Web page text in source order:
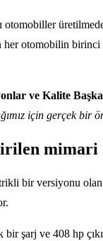
otomobiller
her otomobilin
ve Kalite
için gerçek bir
mimari
bir versiyonu
şarj ve 408 hp